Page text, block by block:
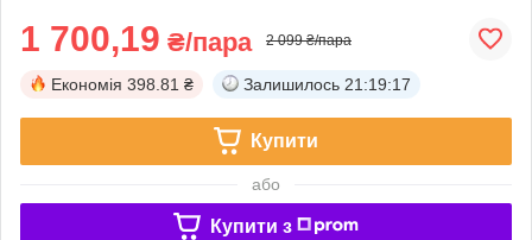
1 700,19 ₴/пара 2 099 ₴/пара
Економія 398.81 ₴ Залишилось 21:19:17
Купити
або
Купити з